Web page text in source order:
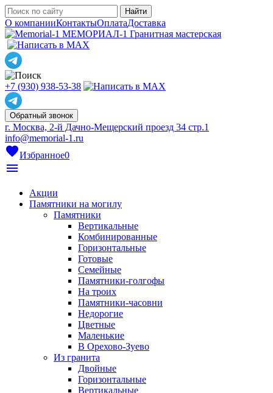
О компанииКонтактыОплатаДоставка
МЕМОРИАЛ-1 Гранитная мастерская
+7 (930) 938-53-38
Обратный звонок
г. Москва, 2-й Дачно-Мещерский проезд 34 стр.1
info@memorial-1.ru
favoriteИзбранное0
menu
Акции
Памятники на могилу
Памятники
Вертикальные
Комбинированные
Горизонтальные
Готовые
Семейные
Памятники-голгофы
На троих
Памятники-часовни
Недорогие
Цветные
Маленькие
В Орехово-Зуево
Из гранита
Двойные
Горизонтальные
Вертикальные